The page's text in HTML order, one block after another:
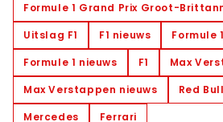
Formule 1 Grand Prix Groot-
Uitslag F1
F1 nieuws Formule 1
Formule 1 nieuws
F1
Max
Max Verstappen nieuws
Red
Mercedes
Ferrari